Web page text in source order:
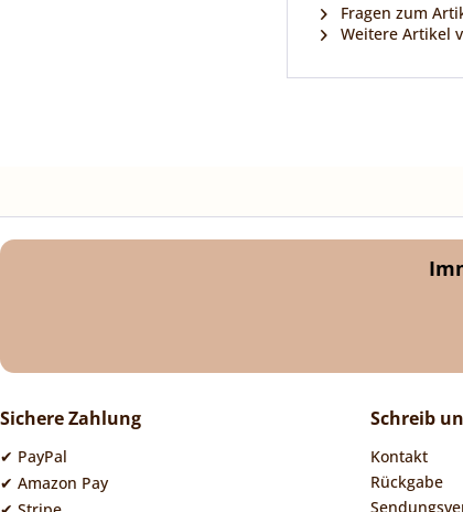
Fragen zum
Weitere Artikel
Sichere Zahlung
✔ PayPal
✔ Amazon Pay
Schreib
Kontakt
Rückgabe